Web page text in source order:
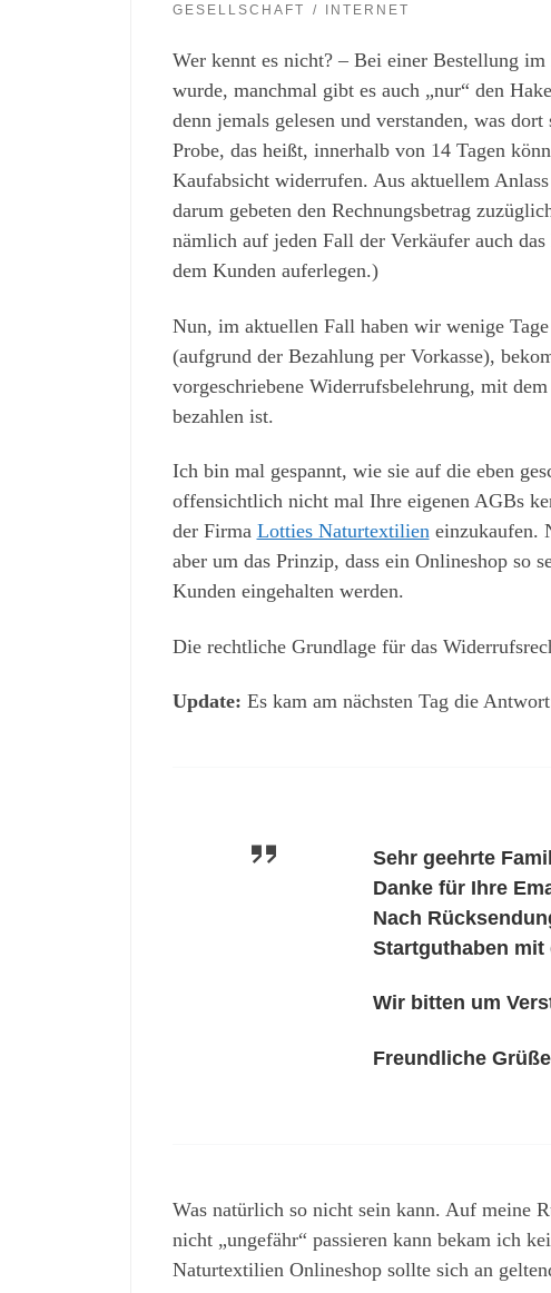
GESELLSCHAFT INTERNET
Wer kennt es nicht? – Bei einer Bestellung
wurde, manchmal gibt es auch „nur“ den
denn jemals gelesen und verstanden, was
Probe, das heißt, innerhalb von 14 Tagen
Kaufabsicht widerrufen. Aus aktuellem
darum gebeten den Rechnungsbetrag
nämlich auf jeden Fall der Verkäufer auch
dem Kunden auferlegen.)
Nun, im aktuellen Fall haben wir wenige
(aufgrund der Bezahlung per Vorkasse),
vorgeschriebene Widerrufsbelehrung, mit
bezahlen ist.
Ich bin mal gespannt, wie sie auf die eben
offensichtlich nicht mal Ihre eigenen AGBs
der Firma Lotties Naturtextilieneinzukaufen.
aber um das Prinzip, dass ein Onlineshop so
Kunden eingehalten werden.
Die rechtliche Grundlage für das
Update: Es kam am nächsten Tag die
Sehr geehrte
Danke für Ihre
Nach
Startguthaben mit
Wir bitten um
Freundliche Grüße
Was natürlich so nicht sein kann. Auf meine
nicht „ungefähr“ passieren kann bekam ich
Naturtextilien Onlineshop sollte sich an